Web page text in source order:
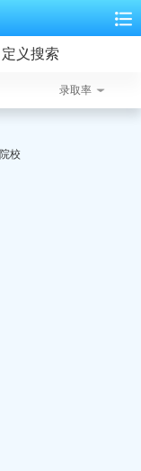
定义搜索
录取率
校